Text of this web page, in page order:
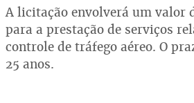
A licitação envolverá um valor
para a prestação de serviços
controle de tráfego aéreo. O
25 anos.